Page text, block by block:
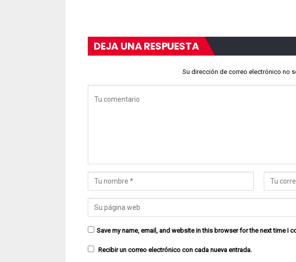
DEJA UNA RESPUESTA
Su dirección de correo electrónico no
Save my name, email, and website in this browser for the next time I
Recibir un correo electrónico con cada nueva entrada.